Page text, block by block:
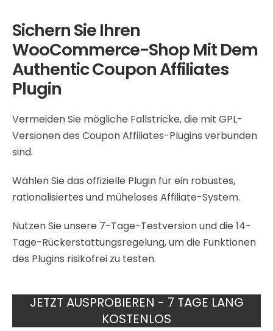
Sichern Sie Ihren
WooCommerce-Shop Mit Dem
Authentic Coupon Affiliates
Plugin
Vermeiden Sie mögliche Fallstricke, die mit GPL-
Versionen des Coupon Affiliates-Plugins verbunden
sind.
Wählen Sie das offizielle Plugin für ein robustes,
rationalisiertes und müheloses Affiliate-System.
Nutzen Sie unsere 7-Tage-Testversion und die 14-
Tage-Rückerstattungsregelung, um die Funktionen
des Plugins risikofrei zu testen.
JETZT AUSPROBIEREN - 7 TAGE LANG
KOSTENLOS